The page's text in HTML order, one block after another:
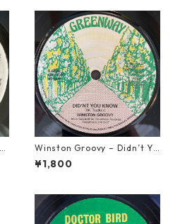
Winston Groovy – Didn’t Yo
u Know【7-21811】
¥1,800